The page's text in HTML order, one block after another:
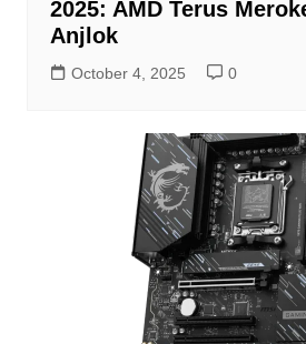
2025: AMD Terus
Anjlok
October 4, 2025 0